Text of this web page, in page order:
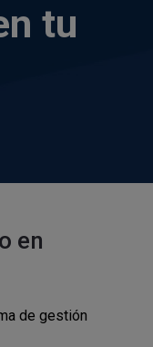
tu
en
de gestión